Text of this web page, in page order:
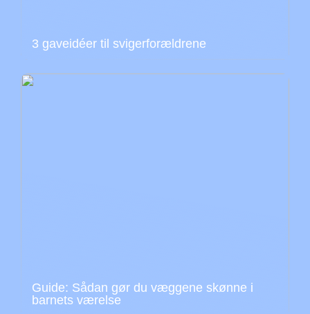
3 gaveidéer til svigerforældrene
Guide: Sådan gør du væggene skønne i
barnets værelse